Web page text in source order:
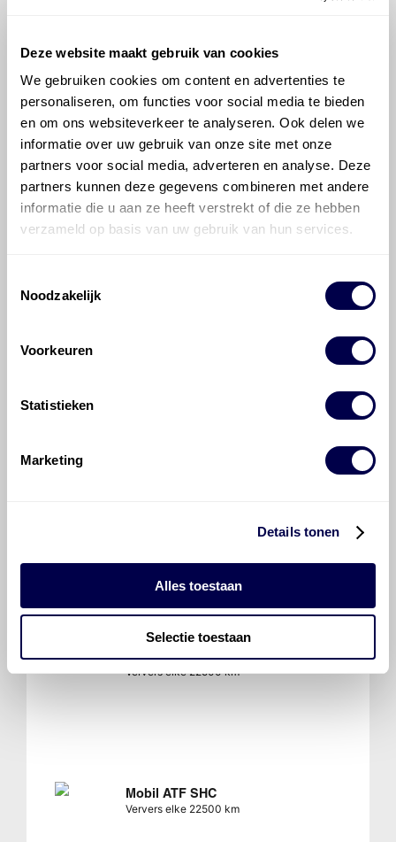
Deze website maakt gebruik van cookies
We gebruiken cookies om content en advertenties te
personaliseren, om functies voor social media te bieden
en om ons websiteverkeer te analyseren. Ook delen we
informatie over uw gebruik van onze site met onze
partners voor social media, adverteren en analyse. Deze
partners kunnen deze gegevens combineren met andere
informatie die u aan ze heeft verstrekt of die ze hebben
verzameld op basis van uw gebruik van hun services.
Noodzakelijk
Voorkeuren
Statistieken
Marketing
Details tonen
Alles toestaan
Selectie toestaan
Mobil Unirex N 2
Ververs elke 22500 km
Mobilux EP 2
Stuurbekrachtiging
Mobil ATF 220
Ververs elke 22500 km
Mobil ATF SHC
Ververs elke 22500 km